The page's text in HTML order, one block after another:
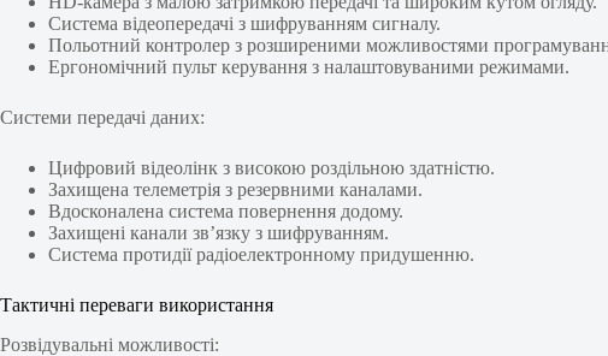
Система відеопередачі з шифруванням сигналу.
Польотний контролер з розширеними можливостями
Ергономічний пульт керування з налаштовуваними режимами.
Системи передачі даних:
Цифровий відеолінк з високою роздільною здатністю.
Захищена телеметрія з резервними каналами.
Вдосконалена система повернення додому.
Захищені канали зв’язку з шифруванням.
Система протидії радіоелектронному придушенню.
Тактичні переваги використання
Розвідувальні можливості: